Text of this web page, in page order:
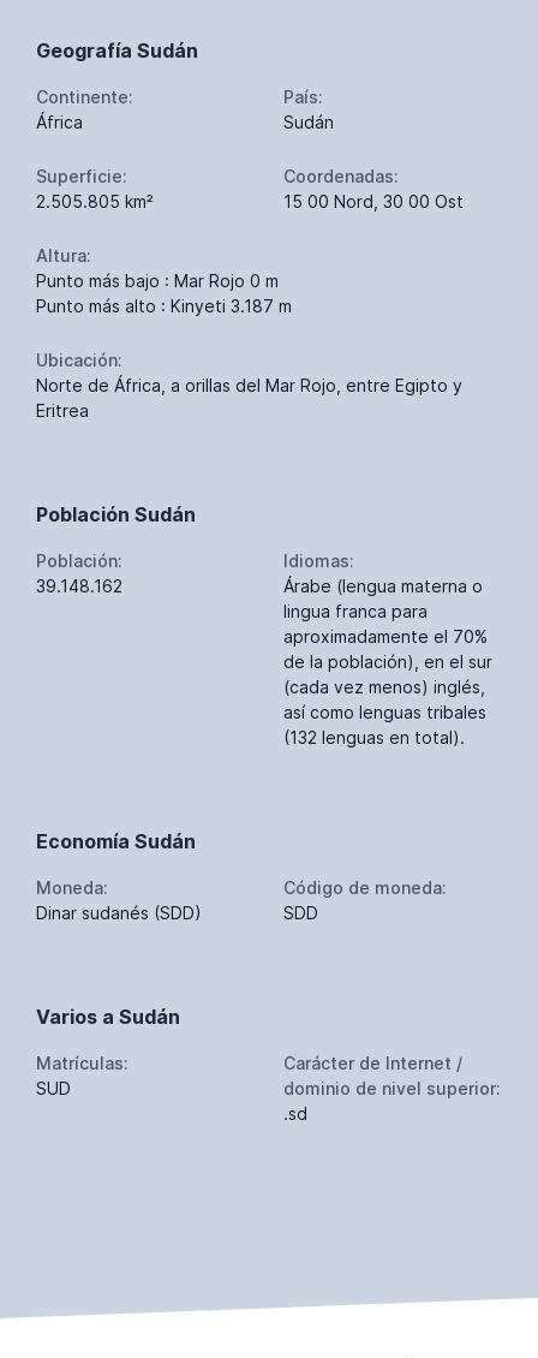
Geografía Sudán
Continente:
África
País:
Sudán
Superficie:
2.505.805 km²
Coordenadas:
15 00 Nord, 30 00 Ost
Altura:
Punto más bajo : Mar Rojo 0 m
Punto más alto : Kinyeti 3.187 m
Ubicación:
Norte de África, a orillas del Mar Rojo, entre Egipto y
Eritrea
Población Sudán
Población:
39.148.162
Idiomas:
Árabe (lengua materna o
lingua franca para
aproximadamente el 70%
de la población), en el sur
(cada vez menos) inglés,
así como lenguas tribales
(132 lenguas en total).
Economía Sudán
Moneda:
Dinar sudanés (SDD)
Código de moneda:
SDD
Varios a Sudán
Matrículas:
SUD
Carácter de Internet /
dominio de nivel superior:
.sd